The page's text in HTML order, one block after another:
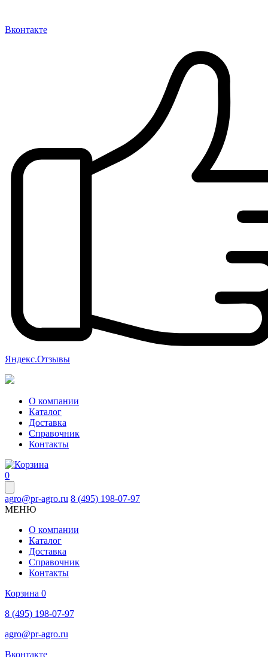
Вконтакте
Яндекс.Отзывы
О компании
Каталог
Доставка
Справочник
Контакты
0
agro@pr-agro.ru 8 (495) 198-07-97
МЕНЮ
О компании
Каталог
Доставка
Справочник
Контакты
Корзина 0
8 (495) 198-07-97
agro@pr-agro.ru
Вконтакте